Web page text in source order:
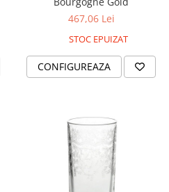
467,06 Lei
STOC EPUIZAT
CONFIGUREAZA